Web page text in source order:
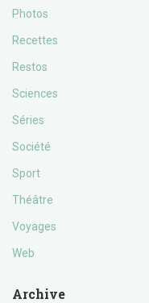
Photos
Recettes
Restos
Sciences
Séries
Société
Sport
Théâtre
Voyages
Web
Archive